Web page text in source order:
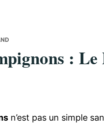
:
n’est pas un simple